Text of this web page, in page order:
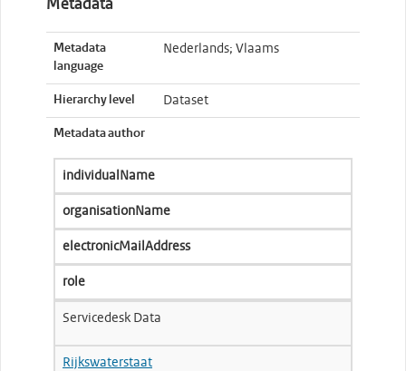
Metadata
Metadata
language
Nederlands; Vlaams
Hierarchy level Dataset
Metadata author
individualName
organisationName
electronicMailAddress
role
Servicedesk Data
Rijkswaterstaat